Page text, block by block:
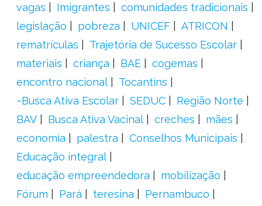
vagas
Imigrantes
comunidades tradicionais
legislação
pobreza UNICEF
ATRICON
rematrículas
Trajetória de Sucesso Escolar
materiais
criança BAE
cogemas
encontro nacional
Tocantins
~Busca Ativa Escolar
SEDUC
Região Norte
BAV
Busca Ativa Vacinal creches
mães
economia
palestra
Conselhos Municipais
Educação integral
educação empreendedora
mobilização
Fórum
Pará teresina
Pernambuco